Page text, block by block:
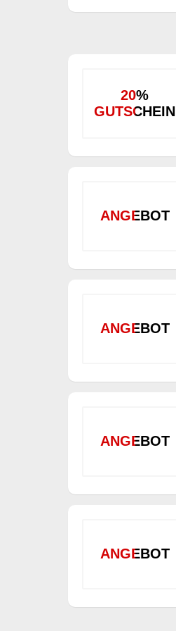
20%
GUTSCHEIN
ANGEBOT
ANGEBOT
ANGEBOT
ANGEBOT